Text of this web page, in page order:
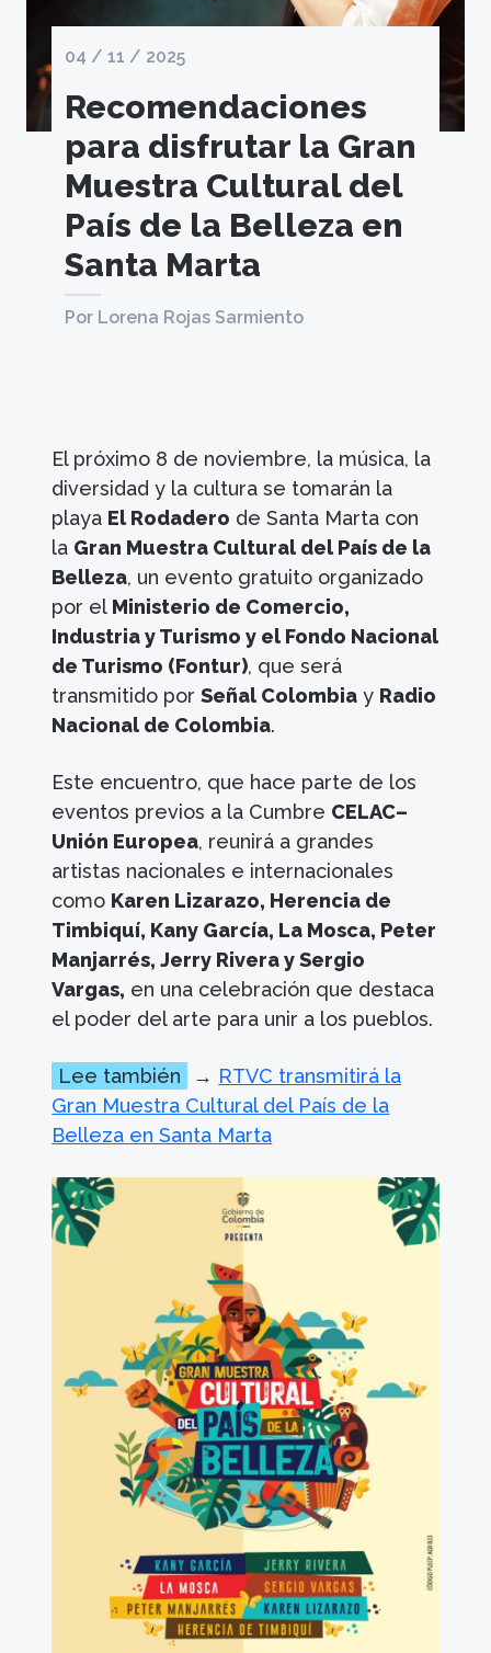
04 / 11 / 2025
Recomendaciones
para disfrutar la Gran
Muestra Cultural del
País de la Belleza en
Santa Marta
Por Lorena Rojas Sarmiento
El próximo 8 de noviembre, la música, la
diversidad y la cultura se tomarán la
playa El Rodadero de Santa Marta con
la Gran Muestra Cultural del País de la
Belleza, un evento gratuito organizado
por el Ministerio de Comercio,
Industria y Turismo y el Fondo Nacional
de Turismo (Fontur), que será
transmitido porSeñal Colombia y Radio
Nacional de Colombia.
Este encuentro, que hace parte de los
eventos previos a la Cumbre CELAC–
Unión Europea, reunirá a grandes
artistas nacionales e internacionales
como Karen Lizarazo, Herencia de
Timbiquí, Kany García, La Mosca, Peter
Manjarrés, Jerry Rivera y Sergio
Vargas, en una celebración que destaca
el poder del arte para unir a los pueblos.
Lee también → RTVC transmitirá la
Gran Muestra Cultural del País de la
Belleza en Santa Marta